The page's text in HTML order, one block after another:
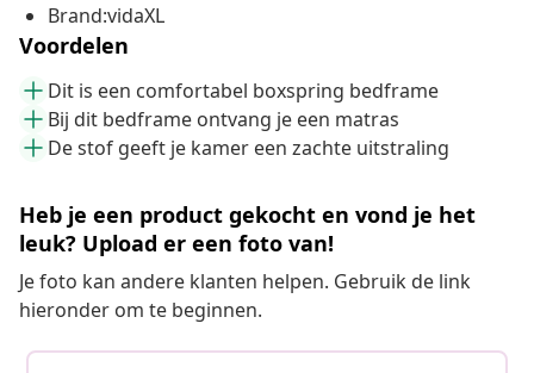
Brand:vidaXL
Voordelen
Dit is een comfortabel boxspring bedframe
Bij dit bedframe ontvang je een matras
De stof geeft je kamer een zachte uitstraling
Heb je een product gekocht en vond je het
leuk? Upload er een foto van!
Je foto kan andere klanten helpen. Gebruik de link
hieronder om te beginnen.